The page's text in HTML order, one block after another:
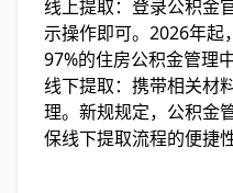
线上提取：登录公积金
示操作即可。2026年起
97%的住房公积金管理中
线下提取：携带相关材
理。新规规定，公积金
保线下提取流程的便捷性